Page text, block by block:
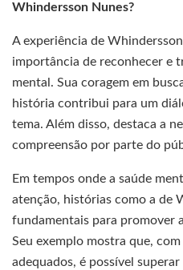
Whindersson Nunes?
A experiência de
importância de reconhecer e
mental. Sua coragem em
história contribui para um
tema. Além disso, destaca a
compreensão por parte do
Em tempos onde a saúde
atenção, histórias como a de
fundamentais para promover
Seu exemplo mostra que,
adequados, é possível